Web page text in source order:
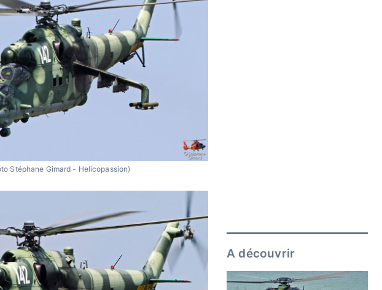
Stéphane Gimard - Helicopassion)
A découvrir